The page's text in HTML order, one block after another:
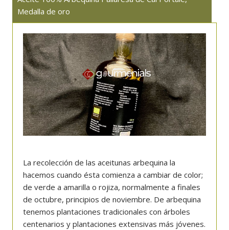
Medalla de oro
La recolección de las aceitunas arbequina la
hacemos cuando ésta comienza a cambiar de color;
de verde a amarilla o rojiza, normalmente a finales
de octubre, principios de noviembre. De arbequina
tenemos plantaciones tradicionales con árboles
centenarios y plantaciones extensivas más jóvenes.